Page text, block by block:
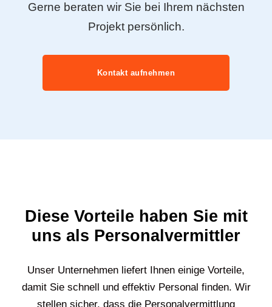
Gerne beraten wir Sie bei Ihrem nächsten
Projekt persönlich.
Kontakt aufnehmen
Diese Vorteile haben Sie mit
uns als Personalvermittler
Unser Unternehmen liefert Ihnen einige Vorteile,
damit Sie schnell und effektiv Personal finden. Wir
stellen sicher, dass die Personalvermittlung